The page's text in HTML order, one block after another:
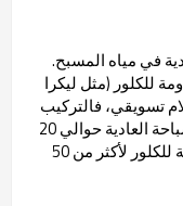
في مياه المسبح.
للكلور (مثل ليكرا
تسويقي، فالتركيب
الكيميائي مختلف بالفعل. تدوم ملابس السباحة العادية حوالي 20
جلسة سباحة، بينما تدوم الملابس المقاومة للكلور لأكثر من 50